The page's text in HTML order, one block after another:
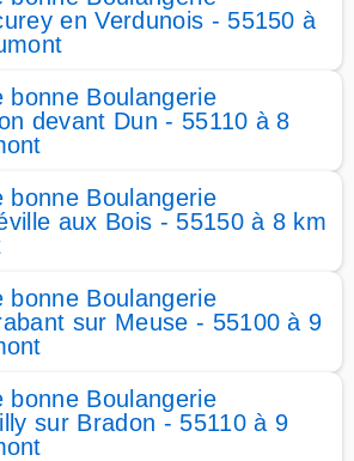
en Verdunois - 55150 à
bonne Boulangerie
devant Dun - 55110 à 8
bonne Boulangerie
aux Bois - 55150 à 8 km
bonne Boulangerie
sur Meuse - 55100 à 9
bonne Boulangerie
sur Bradon - 55110 à 9